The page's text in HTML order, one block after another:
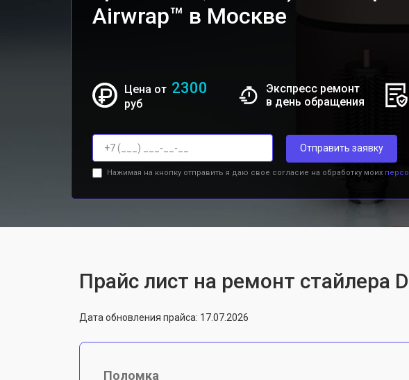
Airwrap™ в Москве
Цена от 2300
руб
Экспресс ремонт
в день обращения
Отправить заявку
Нажимая на кнопку отправить я даю свое согласие на обработку моих
Прайс лист на ремонт стайлера
Дата обновления прайса: 17.07.2026
Поломка